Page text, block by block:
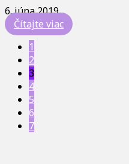
6. júna 2019...
Čítajte viac
1
2
3
4
5
6
7